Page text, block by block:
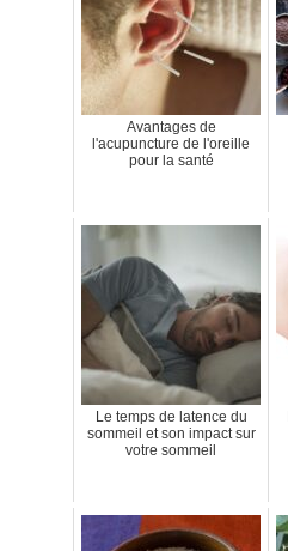
Avantages de
l'acupuncture de l'oreille
pour la santé
Le temps de latence du
sommeil et son impact sur
votre sommeil